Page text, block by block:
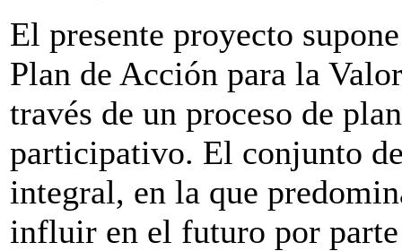
El presente proyecto
Plan de Acción para la
través de un proceso de
participativo. El conjunto
integral, en la que
influir en el futuro por